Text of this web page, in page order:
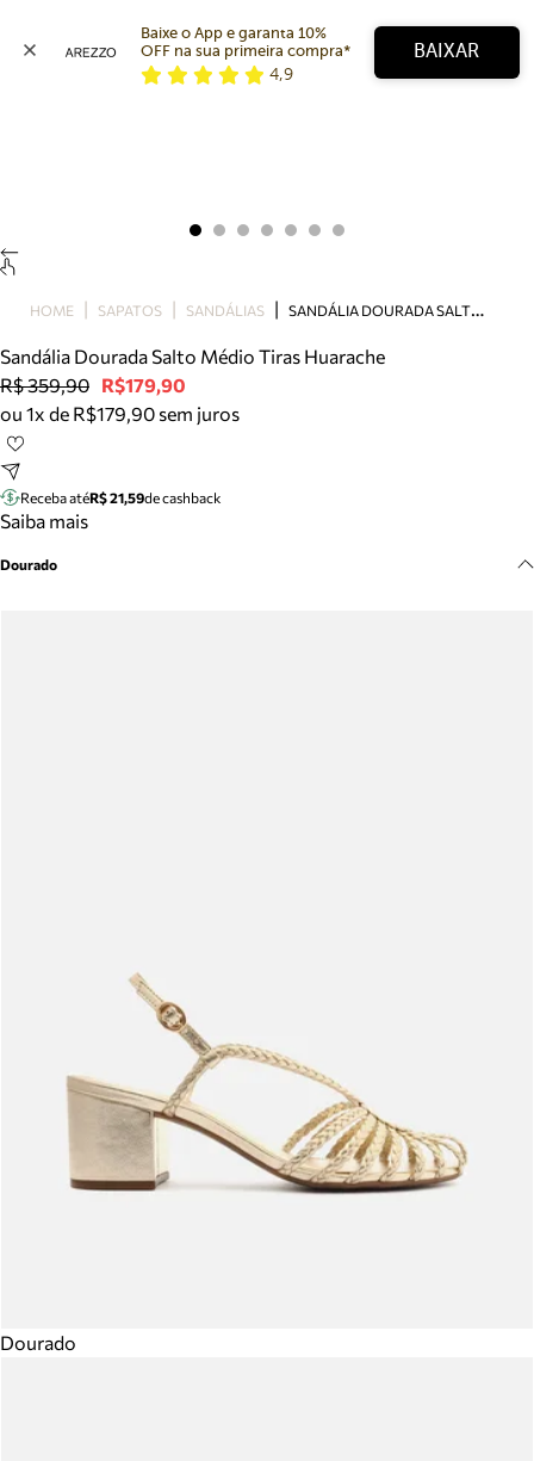
Bolsa
Tamanco
Tênis
Mule
Tire dúvidas sobre pedidos, devoluções e mais.
Baixe o App e garanta 10%
OFF na sua primeira compra*
4,9
BAIXAR
HOME SAPATOS SANDÁLIAS S
ANDÁLIA DOURADA SALTO MÉDIO TIRAS HUARACHE
Sandália Dourada Salto Médio Tiras Huarache
R$ 359,90 R$179,90
ou 1x de R$179,90 sem juros
Receba atéR$ 21,59de cashback
Saiba mais
Dourado
Dourado